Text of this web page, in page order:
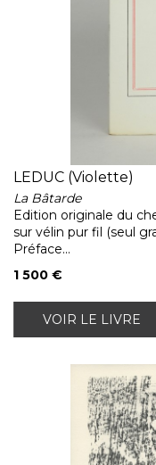
LEDUC (Violette)
La Bâtarde
Edition originale du
sur vélin pur fil (seul
Préface...
1 500 €
VOIR LE LIVRE